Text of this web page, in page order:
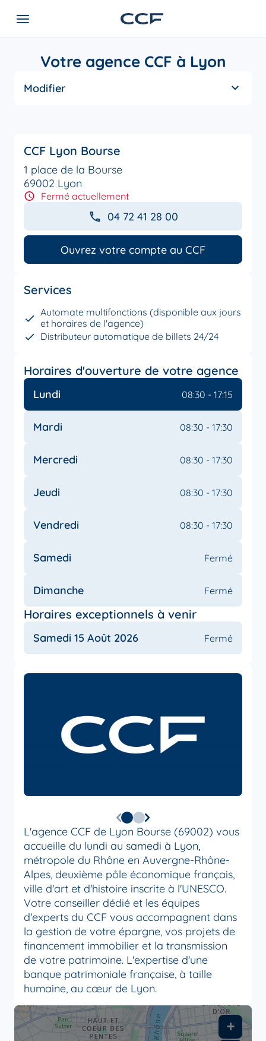
Votre agence CCF à Lyon
Modifier
CCF Lyon Bourse
1 place de la Bourse
69002 Lyon
Fermé actuellement
04 72 41 28 00
Ouvrez votre compte au CCF
Services
Automate multifonctions (disponible aux jours
et horaires de l'agence)
Distributeur automatique de billets 24/24
Horaires d'ouverture de votre agence
Lundi 08:30 - 17:15
Mardi 08:30 - 17:30
Mercredi 08:30 - 17:30
Jeudi 08:30 - 17:30
Vendredi 08:30 - 17:30
Samedi Fermé
Dimanche Fermé
Horaires exceptionnels à venir
Samedi 15 Août 2026 Fermé
L'agence CCF de Lyon Bourse (69002) vous
accueille du lundi au samedi à Lyon,
métropole du Rhône en Auvergne-Rhône-
Alpes, deuxième pôle économique français,
ville d'art et d'histoire inscrite à l'UNESCO.
Votre conseiller dédié et les équipes
d'experts du CCF vous accompagnent dans
la gestion de votre épargne, vos projets de
financement immobilier et la transmission
de votre patrimoine. L'expertise d'une
banque patrimoniale française, à taille
humaine, au cœur de Lyon.
+